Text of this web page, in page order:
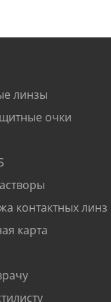
линзы
очки
контактных линз
карта